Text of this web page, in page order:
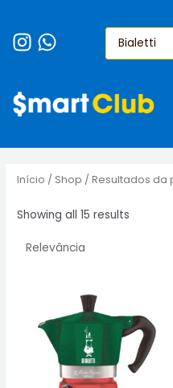
para
Pesquisar
produtos
Início / Shop / Resultados da
Showing all 15 results